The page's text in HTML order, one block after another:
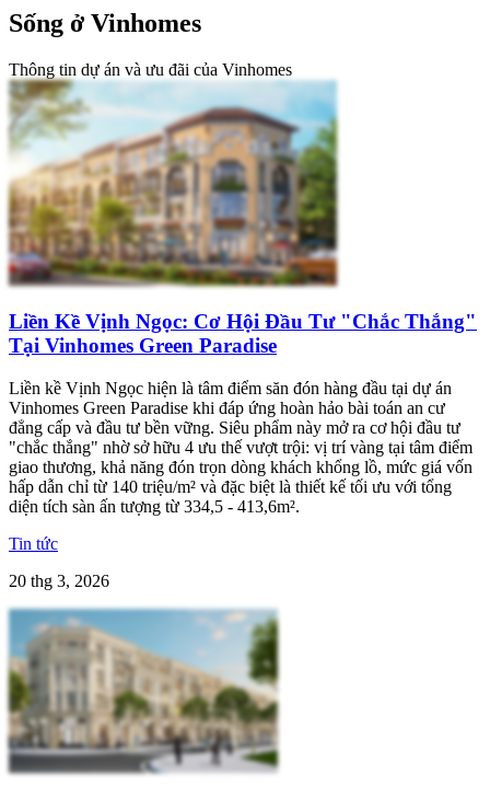
Sống ở Vinhomes
Thông tin dự án và ưu đãi của Vinhomes
Liền Kề Vịnh Ngọc: Cơ Hội Đầu Tư "Chắc Thắng"
Tại Vinhomes Green Paradise
Liền kề Vịnh Ngọc hiện là tâm điểm săn đón hàng đầu tại dự án
Vinhomes Green Paradise khi đáp ứng hoàn hảo bài toán an cư
đẳng cấp và đầu tư bền vững. Siêu phẩm này mở ra cơ hội đầu tư
"chắc thắng" nhờ sở hữu 4 ưu thế vượt trội: vị trí vàng tại tâm điểm
giao thương, khả năng đón trọn dòng khách khổng lồ, mức giá vốn
hấp dẫn chỉ từ 140 triệu/m² và đặc biệt là thiết kế tối ưu với tổng
diện tích sàn ấn tượng từ 334,5 - 413,6m².
Tin tức
20 thg 3, 2026